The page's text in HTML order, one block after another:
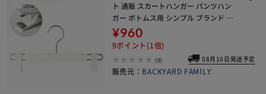
ト 通販 スカートハンガー パンツハン
ガー ボトムス用 シンプル ブランド コ
ーベルクローゼット レディース メン
ズ用 プラスチックハンガー おしゃれ
¥960
9ポイント(1倍)
(0) 08月10日発送予定
販売元： BACKYARD FAMILY